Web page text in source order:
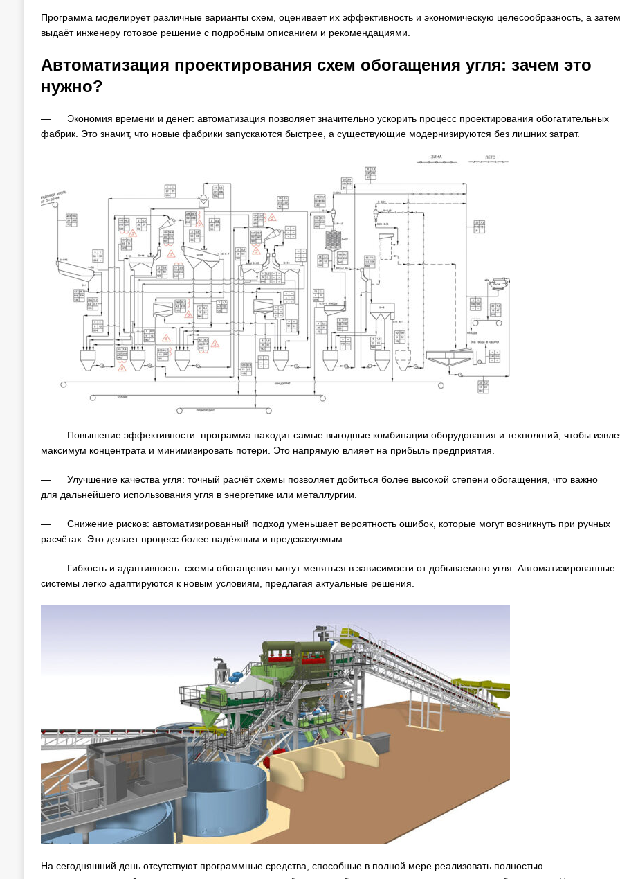
Программа моделирует различные варианты схем, оценивает их эффективность и экономическую целесообразность, а затем
выдаёт инженеру готовое решение с подробным описанием и рекомендациями.
Автоматизация проектирования схем обогащения угля: зачем это
нужно?
— Экономия времени и денег: автоматизация позволяет значительно ускорить процесс проектирования обогатительных
фабрик. Это значит, что новые фабрики запускаются быстрее, а существующие модернизируются без лишних затрат.
— Повышение эффективности: программа находит самые выгодные комбинации оборудования и технологий, чтобы
максимум концентрата и минимизировать потери. Это напрямую влияет на прибыль предприятия.
— Улучшение качества угля: точный расчёт схемы позволяет добиться более высокой степени обогащения, что важно
для дальнейшего использования угля в энергетике или металлургии.
— Снижение рисков: автоматизированный подход уменьшает вероятность ошибок, которые могут возникнуть при ручных
расчётах. Это делает процесс более надёжным и предсказуемым.
— Гибкость и адаптивность: схемы обогащения могут меняться в зависимости от добываемого угля. Автоматизированные
системы легко адаптируются к новым условиям, предлагая актуальные решения.
На сегодняшний день отсутствуют программные средства, способные в полной мере реализовать полностью